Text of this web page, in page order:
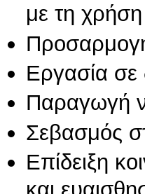
με τη
Εργασία σε
Παραγωγή
Σεβασμός
Επίδειξη